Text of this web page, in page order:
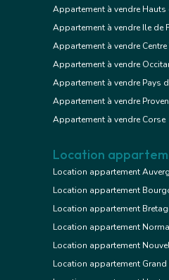
Appartement à vendre Hauts
Appartement à vendre Ile de
Appartement à vendre
Appartement à vendre
Appartement à vendre Pays
Appartement à vendre
Appartement à vendre Corse
Location
Location appartement
Location appartement
Location appartement
Location appartement
Location appartement
Location appartement Grand